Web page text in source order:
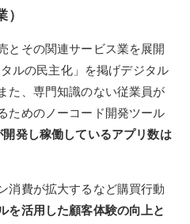
とその関連サービス業を展開
ルの民主化」を掲げデジタル
た、専門知識のない従業員が
ためのノーコード開発ツール
開発し稼働しているアプリ数は
消費が拡大するなど購買行動
を活用した顧客体験の向上と